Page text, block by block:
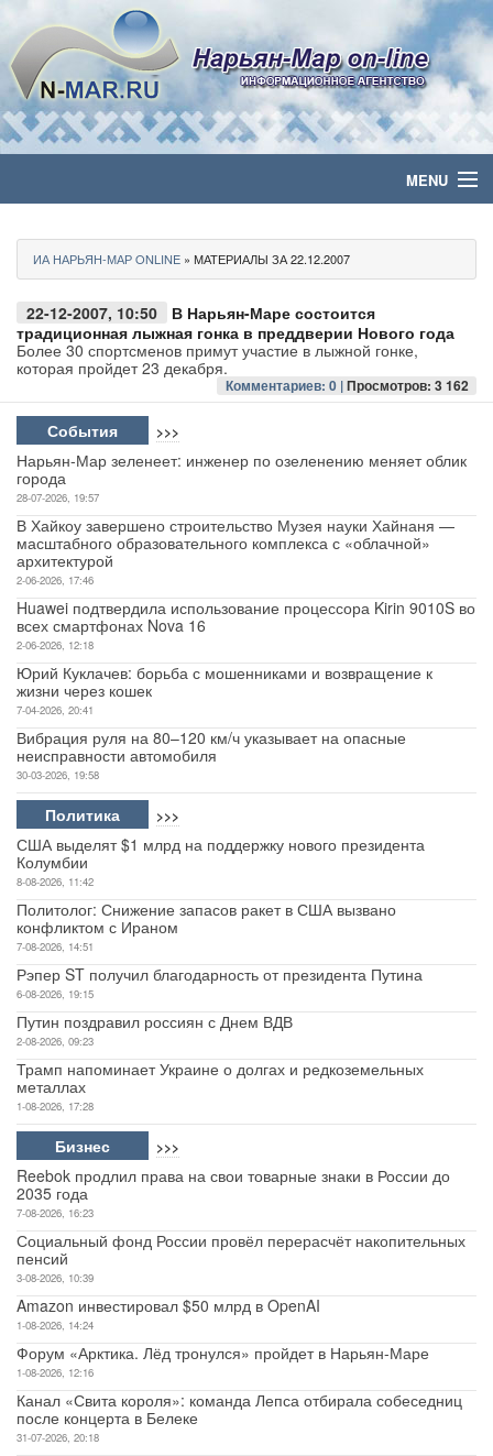
MENU
Политика
Бизнес
Общество
Культура
Медиа
Авто
Спорт
Контакты
ИА НАРЬЯН-МАР ONLINE » МАТЕРИАЛЫ ЗА 22.12.2007
22-12-2007, 10:50
В Нарьян-Маре состоится
традиционная лыжная гонка в преддверии Нового года
Более 30 спортсменов примут участие в лыжной гонке,
которая пройдет 23 декабря.
Комментариев: 0 |Просмотров: 3 162
События >>>
Нарьян-Мар зеленеет: инженер по озеленению меняет облик
города
28-07-2026, 19:57
В Хайкоу завершено строительство Музея науки Хайнаня —
масштабного образовательного комплекса с «облачной»
архитектурой
2-06-2026, 17:46
Huawei подтвердила использование процессора Kirin 9010S во
всех смартфонах Nova 16
2-06-2026, 12:18
Юрий Куклачев: борьба с мошенниками и возвращение к
жизни через кошек
7-04-2026, 20:41
Вибрация руля на 80–120 км/ч указывает на опасные
неисправности автомобиля
30-03-2026, 19:58
Политика >>>
США выделят $1 млрд на поддержку нового президента
Колумбии
8-08-2026, 11:42
Политолог: Снижение запасов ракет в США вызвано
конфликтом с Ираном
7-08-2026, 14:51
Рэпер ST получил благодарность от президента Путина
6-08-2026, 19:15
Путин поздравил россиян с Днем ВДВ
2-08-2026, 09:23
Трамп напоминает Украине о долгах и редкоземельных
металлах
1-08-2026, 17:28
Бизнес >>>
Reebok продлил права на свои товарные знаки в России до
2035 года
7-08-2026, 16:23
Социальный фонд России провёл перерасчёт накопительных
пенсий
3-08-2026, 10:39
Amazon инвестировал $50 млрд в OpenAI
1-08-2026, 14:24
Форум «Арктика. Лёд тронулся» пройдет в Нарьян-Маре
1-08-2026, 12:16
Канал «Свита короля»: команда Лепса отбирала собеседниц
после концерта в Белеке
31-07-2026, 20:18